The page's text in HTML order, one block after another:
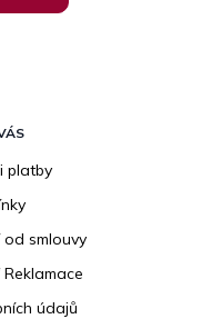
platby
smlouvy
údajů